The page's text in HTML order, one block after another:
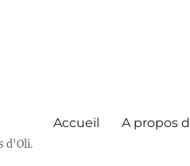
d'Oli.
Accueil A propos